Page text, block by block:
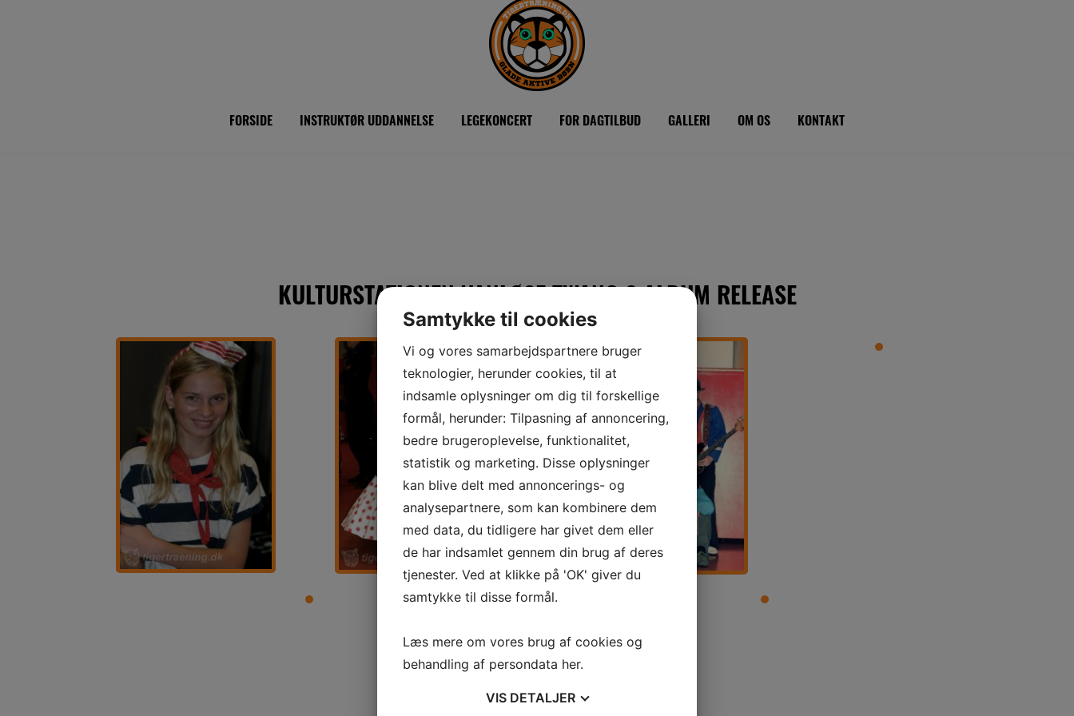
FORSIDE INSTRUKTØR UDDANNELSE LEGEKONCERT FOR DAGTILBUD GALLERI OM OS KONTAKT
KULTURSTATIONEN VANLØSE TWANG 2 ALBUM RELEASE
TILBAGE TIL GALLERIET
Samtykke til cookies
Vi og vores samarbejdspartnere bruger
teknologier, herunder cookies, til at
indsamle oplysninger om dig til forskellige
formål, herunder: Tilpasning af annoncering,
bedre brugeroplevelse, funktionalitet,
statistik og marketing. Disse oplysninger
kan blive delt med annoncerings- og
analysepartnere, som kan kombinere dem
med data, du tidligere har givet dem eller
de har indsamlet gennem din brug af deres
tjenester. Ved at klikke på 'OK' giver du
samtykke til disse formål.
Læs mere om vores brug af cookies og
behandling af persondata her.
VIS DETALJER